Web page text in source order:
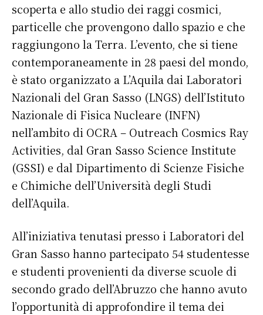
scoperta e allo studio dei raggi cosmici,
particelle che provengono dallo spazio e che
raggiungono la Terra. L’evento, che si tiene
contemporaneamente in 28 paesi del mondo,
è stato organizzato a L’Aquila dai Laboratori
Nazionali del Gran Sasso (LNGS) dell’Istituto
Nazionale di Fisica Nucleare (INFN)
nell’ambito di OCRA – Outreach Cosmics Ray
Activities, dal Gran Sasso Science Institute
(GSSI) e dal Dipartimento di Scienze Fisiche
e Chimiche dell’Università degli Studi
dell’Aquila.
All’iniziativa tenutasi presso i Laboratori del
Gran Sasso hanno partecipato 54 studentesse
e studenti provenienti da diverse scuole di
secondo grado dell’Abruzzo che hanno avuto
l’opportunità di approfondire il tema dei